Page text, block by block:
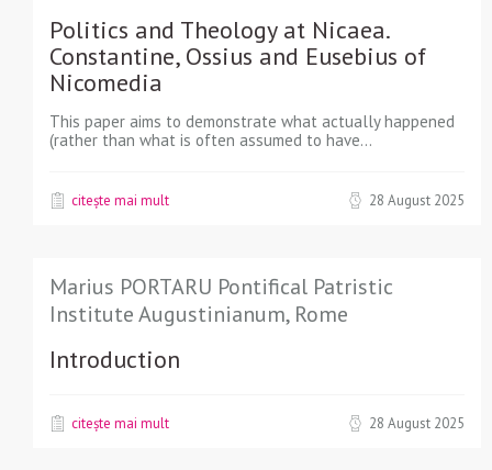
Politics and Theology at Nicaea.
Constantine, Ossius and Eusebius of
Nicomedia
This paper aims to demonstrate what actually happened
(rather than what is often assumed to have...
citește mai mult 28 August 2025
Marius PORTARU Pontifical Patristic
Institute Augustinianum, Rome
Introduction
citește mai mult 28 August 2025